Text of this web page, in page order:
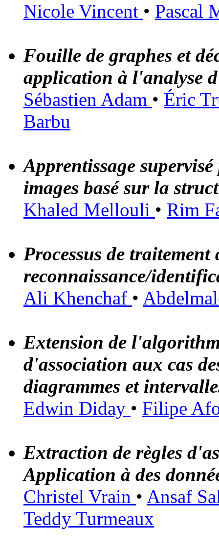
Nicole Vincent • Pascal
Fouille de graphes et
application à l'analyse
Sébastien Adam • Éric
Barbu
Apprentissage
images basé sur la
Khaled Mellouli • Rim
Processus de
reconnaissance/
Ali Khenchaf •
Extension de
d'association aux cas
diagrammes et
Edwin Diday • Filipe
Extraction de règles
Application à des
Christel Vrain • Ansaf
Teddy Turmeaux